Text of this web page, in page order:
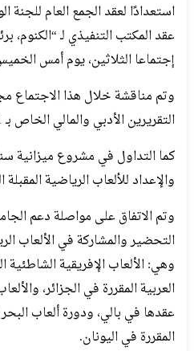
استعدادًا لعقد الجمع العام للجنة
عقد المكتب التنفيذي لـ “الكنوم،
إجتماعا الثلاثين، يوم أمس الخميس (13 أبريل 2023)، في
وتم مناقشة خلال هذا الاجتماع
التقريرين الأدبي والمالي الخاص بـ 2021 و2022.
والإعداد للألعاب الرياضية المقبلة
وتم الاتفاق على مواصلة دعم
وهي: الألعاب الإفريقية الشاطئية
العربية المقررة في الجزائر،
عقدها في بالي، ودورة ألعاب
المقررة في اليونان.